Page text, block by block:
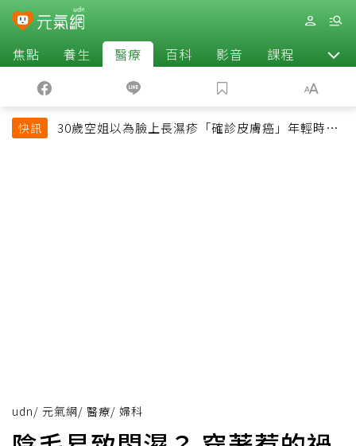
焦點 養生 醫療 百科 影音 課程 退休
快訊
30歲空姐以為臉上長濕疹「確診皮膚癌」年輕時一
udn/ 元氣網/ 醫療/ 婦科